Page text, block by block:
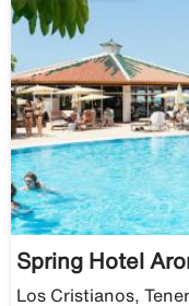
Spring Hotel
Los Cristianos,